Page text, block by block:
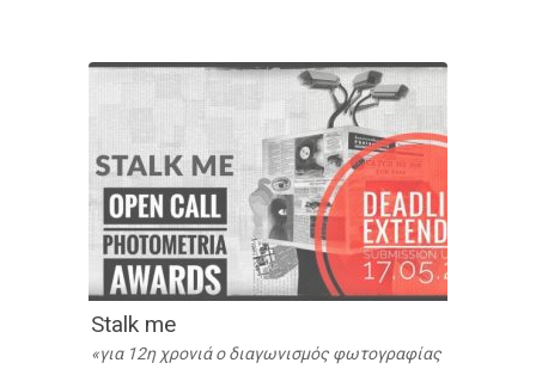
Stalk me
για 12η χρονιά ο διαγωνισμός φωτογραφίας